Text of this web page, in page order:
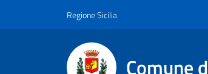
Regione Sicilia
Comune